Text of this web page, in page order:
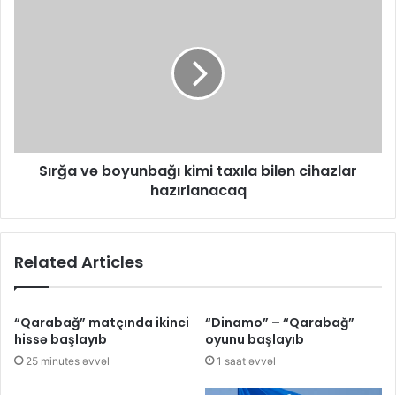
Sırğa və boyunbağı kimi taxıla bilən cihazlar
hazırlanacaq
Related Articles
“Qarabağ” matçında ikinci
hissə başlayıb
25 minutes əvvəl
“Dinamo” – “Qarabağ”
oyunu başlayıb
1 saat əvvəl